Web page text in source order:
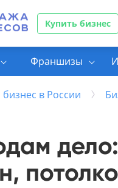
Купить бизнес
Франшизы
в России